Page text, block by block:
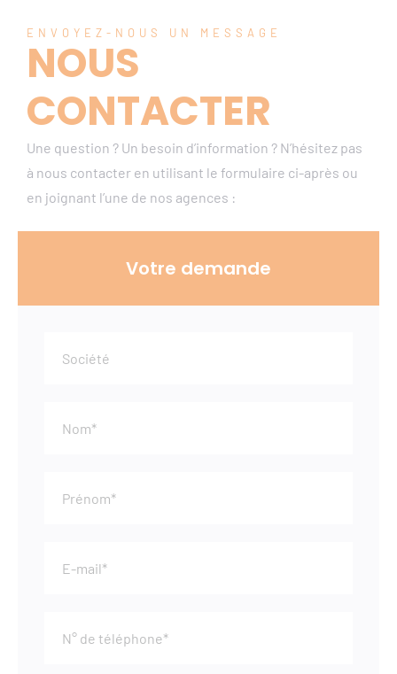
ENVOYEZ-NOUS UN MESSAGE
NOUS
CONTACTER
Une question ? Un besoin d’information ? N’hésitez pas
à nous contacter en utilisant le formulaire ci-après ou
en joignant l’une de nos agences :
Votre demande